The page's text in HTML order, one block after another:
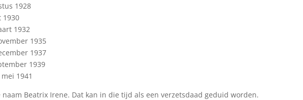
1928
1930
1932
1935
1937
1939
1941
Beatrix Irene. Dat kan in die tijd als een verzetsdaad geduid worden.